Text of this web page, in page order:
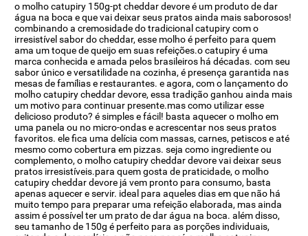
o molho catupiry 150g-pt cheddar devore é um produto de dar
água na boca e que vai deixar seus pratos ainda mais saborosos!
combinando a cremosidade do tradicional catupiry com o
irresistível sabor do cheddar, esse molho é perfeito para quem
ama um toque de queijo em suas refeições.o catupiry é uma
marca conhecida e amada pelos brasileiros há décadas. com seu
sabor único e versatilidade na cozinha, é presença garantida nas
mesas de famílias e restaurantes. e agora, com o lançamento do
molho catupiry cheddar devore, essa tradição ganhou ainda mais
um motivo para continuar presente.mas como utilizar esse
delicioso produto? é simples e fácil! basta aquecer o molho em
uma panela ou no micro-ondas e acrescentar nos seus pratos
favoritos. ele fica uma delícia com massas, carnes, petiscos e até
mesmo como cobertura em pizzas. seja como ingrediente ou
complemento, o molho catupiry cheddar devore vai deixar seus
pratos irresistíveis.para quem gosta de praticidade, o molho
catupiry cheddar devore já vem pronto para consumo, basta
apenas aquecer e servir. ideal para aqueles dias em que não há
muito tempo para preparar uma refeição elaborada, mas ainda
assim é possível ter um prato de dar água na boca. além disso,
seu tamanho de 150g é perfeito para as porções individuais,